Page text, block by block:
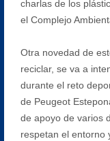
charlas de los
el Complejo
Otra novedad de
reciclar, se va a
durante el reto
de Peugeot
de apoyo de varios
respetan el entorno